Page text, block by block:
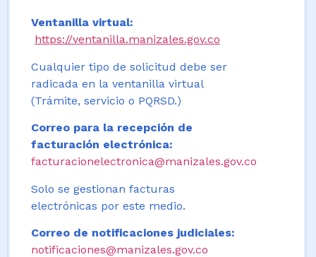
Ventanilla virtual:
https://ventanilla.manizales.gov.co
Cualquier tipo de solicitud debe ser
radicada en la ventanilla virtual
(Trámite, servicio o PQRSD.)
Correo para la recepción de
facturación electrónica:
facturacionelectronica@manizales.gov.co
Solo se gestionan facturas
electrónicas por este medio.
Correo de notificaciones judiciales:
notificaciones@manizales.gov.co